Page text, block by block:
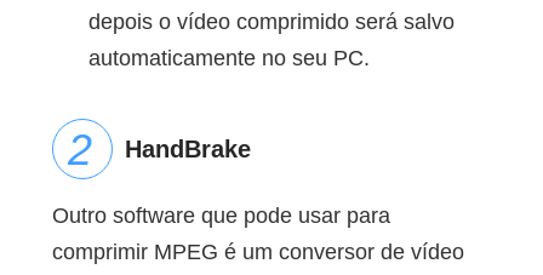
depois o vídeo comprimido será salvo
automaticamente no seu PC.
HandBrake
Outro software que pode usar para
comprimir MPEG é um conversor de vídeo